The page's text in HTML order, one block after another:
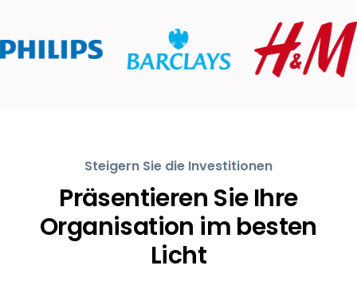
Steigern Sie die Investitionen
Präsentieren Sie Ihre
Organisation im besten
Licht